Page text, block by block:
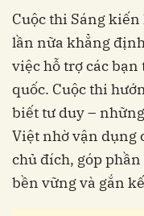
Cuộc thi Sáng
lần nữa khẳng
việc hỗ trợ các
quốc. Cuộc thi
biết tư duy –
Việt nhờ vận dụng
chủ đích, góp
bền vững và gắn